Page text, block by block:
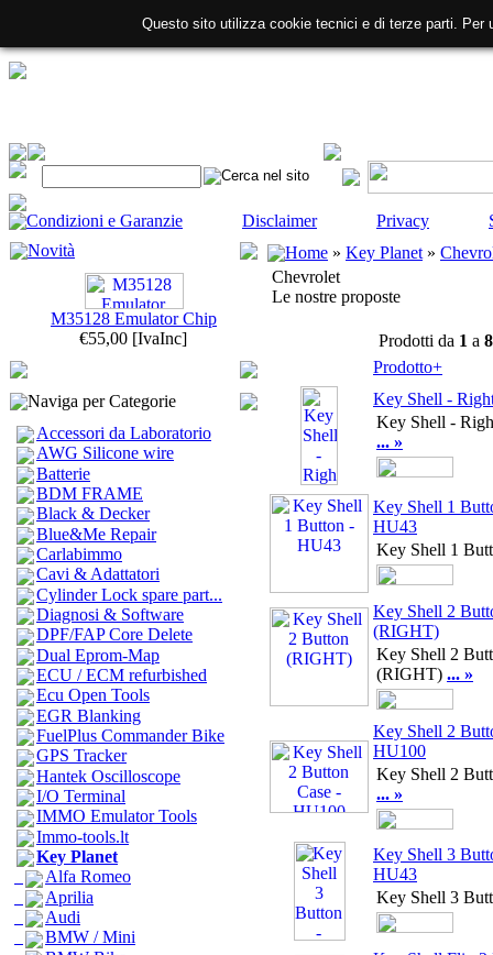
Condizioni e Garanzie Disclaimer Privacy
Novità
M35128 Emulator Chip
€55,00 [IvaInc]
Naviga per Categorie
Accessori da Laboratorio
AWG Silicone wire
Batterie
BDM FRAME
Black & Decker
Blue&Me Repair
Carlabimmo
Cavi & Adattatori
Cylinder Lock spare part...
Diagnosi & Software
DPF/FAP Core Delete
Dual Eprom-Map
ECU / ECM refurbished
Ecu Open Tools
EGR Blanking
FuelPlus Commander Bike
GPS Tracker
Hantek Oscilloscope
I/O Terminal
IMMO Emulator Tools
Immo-tools.lt
Key Planet
Alfa Romeo
Aprilia
Audi
BMW / Mini
Home » Key Planet »
Chevrolet
Le nostre proposte
Prodotti da 1 a 8
Prodotto+
Key Shell -
Key Shell -
... »
Key Shell 1
HU43
Key Shell 1
Key Shell 2
(RIGHT)
Key Shell 2
(RIGHT) ... »
Key Shell 2
HU100
Key Shell 2
... »
Key Shell 3
HU43
Key Shell 3
Questo sito utilizza cookie tecnici e di terze parti.